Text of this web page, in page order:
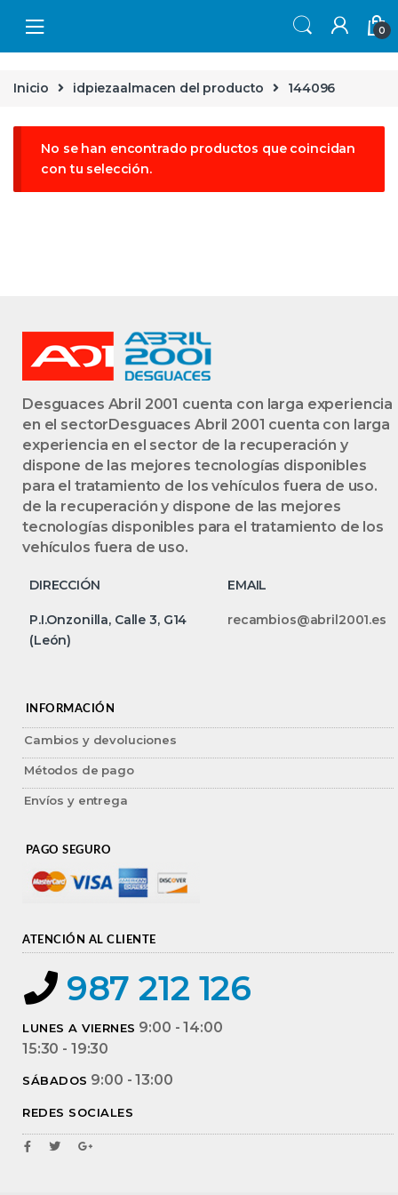
0
Inicio idpiezaalmacen del producto 144096
No se han encontrado productos que coincidan
con tu selección.
Desguaces Abril 2001 cuenta con larga experiencia
en el sectorDesguaces Abril 2001 cuenta con larga
experiencia en el sector de la recuperación y
dispone de las mejores tecnologías disponibles
para el tratamiento de los vehículos fuera de uso.
de la recuperación y dispone de las mejores
tecnologías disponibles para el tratamiento de los
vehículos fuera de uso.
DIRECCIÓN EMAIL
P.I.Onzonilla, Calle 3, G14
(León)
recambios@abril2001.es
INFORMACIÓN
Cambios y devoluciones
Métodos de pago
Envíos y entrega
PAGO SEGURO
ATENCIÓN AL CLIENTE
987 212 126
LUNES A VIERNES 9:00 - 14:00
15:30 - 19:30
SÁBADOS 9:00 - 13:00
REDES SOCIALES